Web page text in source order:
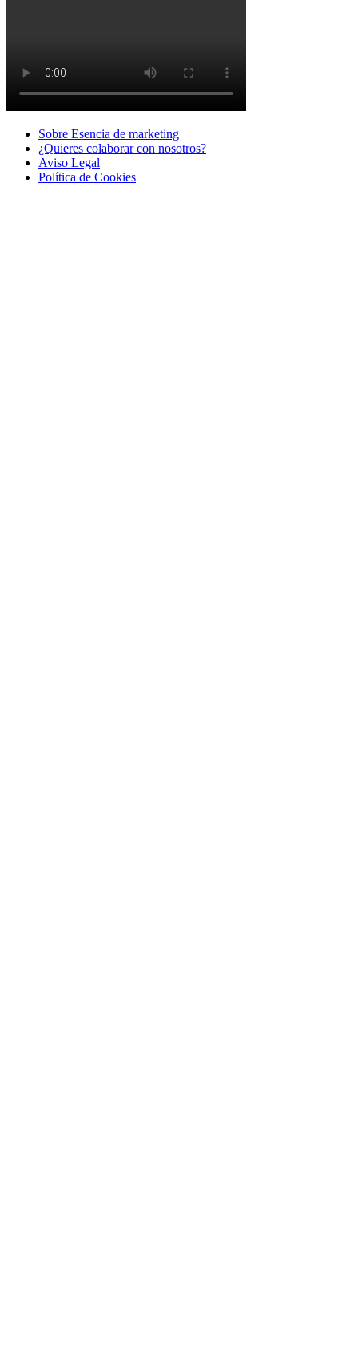
Sobre Esencia de marketing
¿Quieres colaborar con nosotros?
Aviso Legal
Polí­tica de Cookies